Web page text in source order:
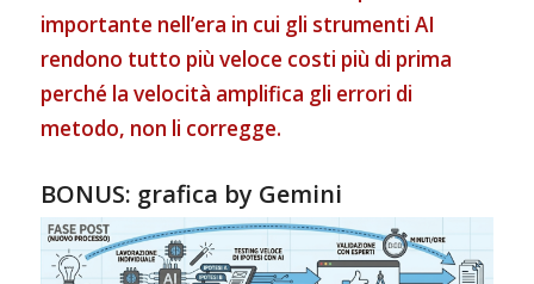
importante nell’era in cui gli strumenti AI
rendono tutto più veloce costi più di prima
perché la velocità amplifica gli errori di
metodo, non li corregge.
BONUS: grafica by Gemini